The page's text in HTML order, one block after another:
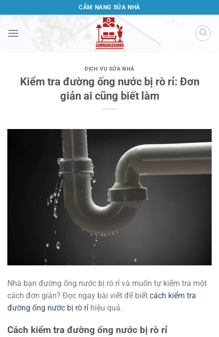
qua
nội
CẨM NANG SỬA NHÀ
DỊCH VỤ SỬA NHÀ
Kiểm tra đường ống nước bị rò rỉ: Đơn
giản ai cũng biết làm
Nhà bạn đường ống nước bị rò rỉ và muốn tự kiểm tra một
cách đơn giản? Đọc ngay bài viết để biết cách kiểm tra
đường ống nước bị rò rỉ hiệu quả.
Cách kiểm tra đường ống nước bị rò rỉ